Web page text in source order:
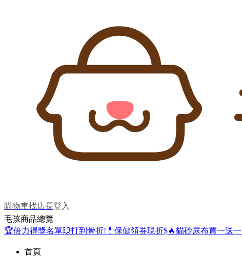
購物車找店長登入
毛孩商品總覽
🏆倍力得獎名單💥打到骨折! 💊保健領券現折$🔥貓砂尿布買一送一
首頁